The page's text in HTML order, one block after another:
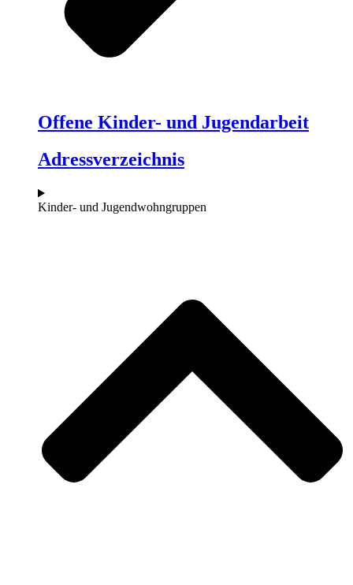
Offene Kinder- und Jugendarbeit
Adressverzeichnis
Kinder- und Jugendwohngruppen